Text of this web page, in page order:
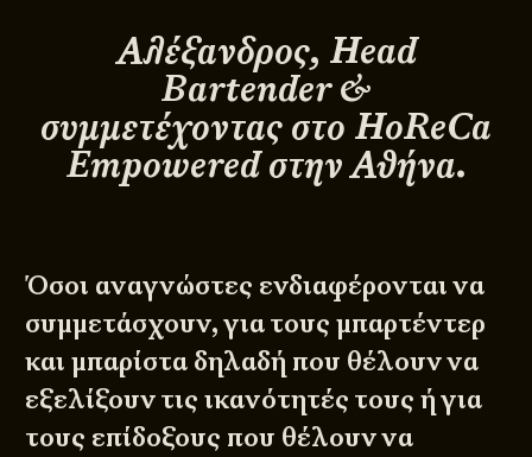
Αλέξανδρος, Head
Bartender &
συμμετέχοντας στο HoReCa
Empowered στην Αθήνα.
Όσοι αναγνώστες ενδιαφέρονται να
συμμετάσχουν, για τους μπαρτέντερ
και μπαρίστα δηλαδή που θέλουν να
εξελίξουν τις ικανότητές τους ή για
τους επίδοξους που θέλουν να